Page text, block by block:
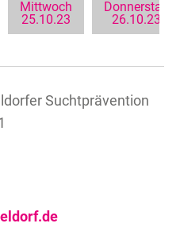
Mittwoch
25.10.23
Donnerstag
26.10.23
Suchtprävention